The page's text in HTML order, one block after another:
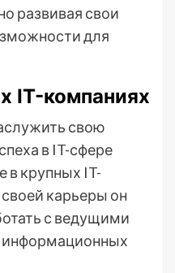
развивая свои
для
IT-компаниях
свою
в IT-сфере
в крупных IT-
карьеры он
с ведущими
информационных